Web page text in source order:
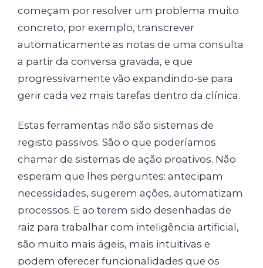
começam por resolver um problema muito
concreto, por exemplo, transcrever
automaticamente as notas de uma consulta
a partir da conversa gravada, e que
progressivamente vão expandindo-se para
gerir cada vez mais tarefas dentro da clínica.
Estas ferramentas não são sistemas de
registo passivos. São o que poderíamos
chamar de sistemas de ação proativos. Não
esperam que lhes perguntes: antecipam
necessidades, sugerem ações, automatizam
processos. E ao terem sido desenhadas de
raiz para trabalhar com inteligência artificial,
são muito mais ágeis, mais intuitivas e
podem oferecer funcionalidades que os